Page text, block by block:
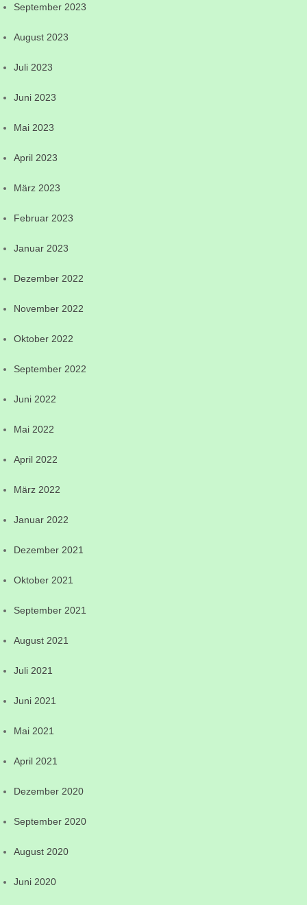
September 2023
August 2023
Juli 2023
Juni 2023
Mai 2023
April 2023
März 2023
Februar 2023
Januar 2023
Dezember 2022
November 2022
Oktober 2022
September 2022
Juni 2022
Mai 2022
April 2022
März 2022
Januar 2022
Dezember 2021
Oktober 2021
September 2021
August 2021
Juli 2021
Juni 2021
Mai 2021
April 2021
Dezember 2020
September 2020
August 2020
Juni 2020